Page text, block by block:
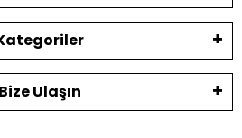
Bize Ulaşın